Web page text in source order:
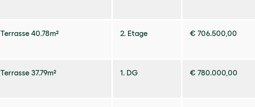
Terrasse 40.78m² 2. Etage € 706.500,00
Terrasse 37.79m² 1. DG € 780.000,00